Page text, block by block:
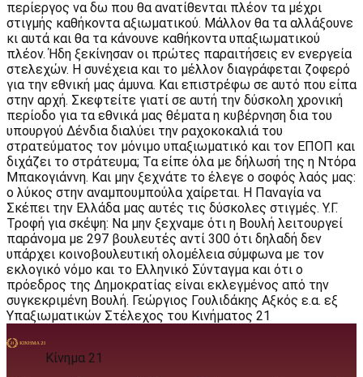
περίεργος να δω που θα ανατίθενται πλέον τα μέχρι
στιγμής καθήκοντα αξιωματικού. Μάλλον θα τα αλλάξουνε
κι αυτά και θα τα κάνουνε καθήκοντα υπαξιωματικού
πλέον. Ήδη ξεκίνησαν οι πρώτες παραιτήσεις εν ενεργεία
στελεχών. Η συνέχεια και το μέλλον διαγράφεται ζοφερό
για την εθνική μας άμυνα. Και επιστρέφω σε αυτό που είπα
στην αρχή. Σκεφτείτε γιατί σε αυτή την δύσκολη χρονική
περίοδο για τα εθνικά μας θέματα η κυβέρνηση δια του
υπουργού Δένδια διαλύει την ραχοκοκαλιά του
στρατεύματος τον μόνιμο υπαξιωματικό και τον ΕΠΟΠ και
διχάζει το στράτευμα; Τα είπε όλα με δήλωσή της η Ντόρα
Μπακογιάννη. Και μην ξεχνάτε το έλεγε ο σοφός λαός μας:
ο λύκος στην αναμπουμπούλα χαίρεται. Η Παναγία να
Σκέπει την Ελλάδα μας αυτές τις δύσκολες στιγμές. Υ.Γ.
Τροφή για σκέψη: Να μην ξεχναμε ότι η Βουλή λειτουργεί
παράνομα με 297 βουλευτές αντί 300 ότι δηλαδή δεν
υπάρχει κοινοβουλευτική ολομέλεια σύμφωνα με τον
εκλογικό νόμο και το Ελληνικό Σύνταγμα και ότι ο
πρόεδρος της Δημοκρατίας είναι εκλεγμένος από την
συγκεκριμένη Βουλή. Γεώργιος Γουλιδάκης Αξκός ε.α. εξ
Υπαξιωματικών Στέλεχος του Κινήματος 21
Κίνημα 21